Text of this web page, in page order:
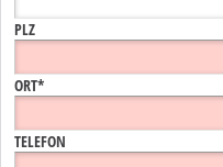
PLZ
ORT*
TELEFON